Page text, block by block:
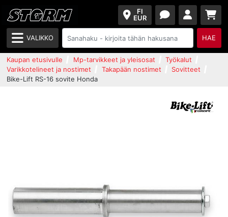
FI
EUR
VALIKKO HAE
Kaupan etusivulle Mp-tarvikkeet ja yleisosat
Työkalut
Varikkotelineet ja nostimet
Takapään nostimet
Sovitteet
Bike-Lift RS-16 sovite Honda